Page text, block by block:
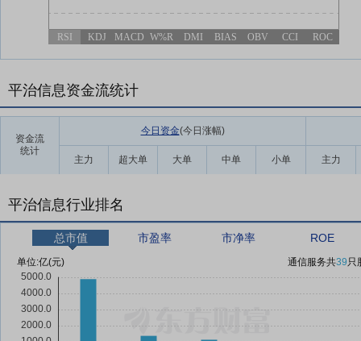
RSI KDJ MACD W%R DMI BIAS OBV CCI ROC
平治信息资金流统计
资金流
统计
今日资金(今日涨幅)
主力 超大单 大单 中单 小单 主力
平治信息行业排名
总市值 市盈率 市净率 ROE
单位:亿(元) 通信服务共39只